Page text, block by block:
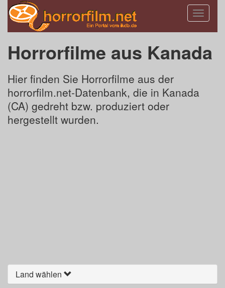
Toggle
Horrorfilme aus Kanada
Hier finden Sie Horrorfilme aus der
horrorfilm.net-Datenbank, die in Kanada
(CA) gedreht bzw. produziert oder
hergestellt wurden.
Land wählen